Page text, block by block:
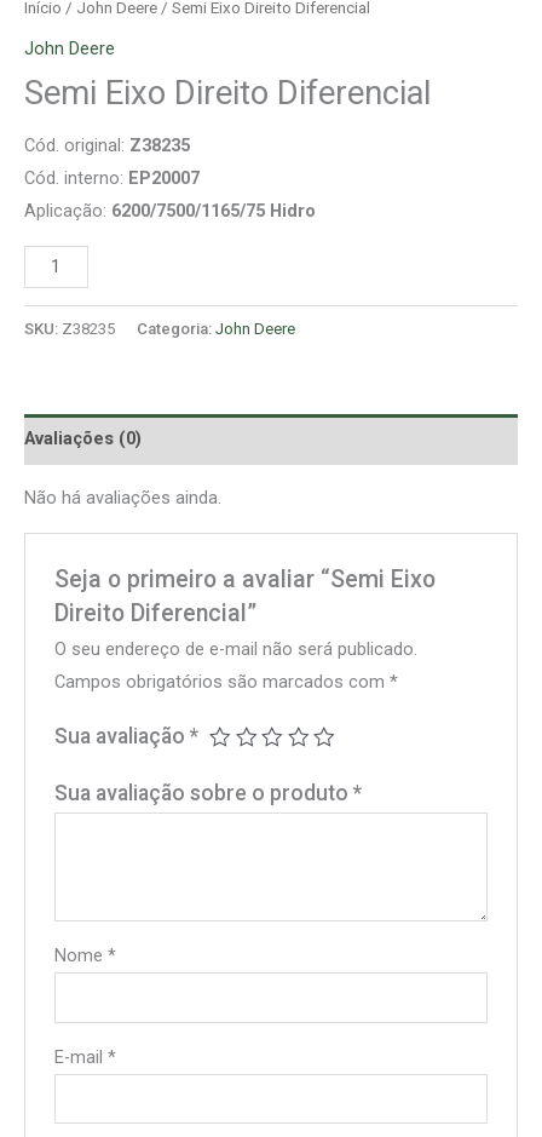
Início / John Deere / Semi Eixo Direito Diferencial
John Deere
Semi Eixo Direito Diferencial
Cód. original: Z38235
Cód. interno: EP20007
Aplicação: 6200/7500/1165/75 Hidro
SKU: Z38235 Categoria: John Deere
Avaliações (0)
Não há avaliações ainda.
Seja o primeiro a avaliar “Semi Eixo
Direito Diferencial”
O seu endereço de e-mail não será publicado.
Campos obrigatórios são marcados com*
Sua avaliação*
Sua avaliação sobre o produto*
Nome*
E-mail*